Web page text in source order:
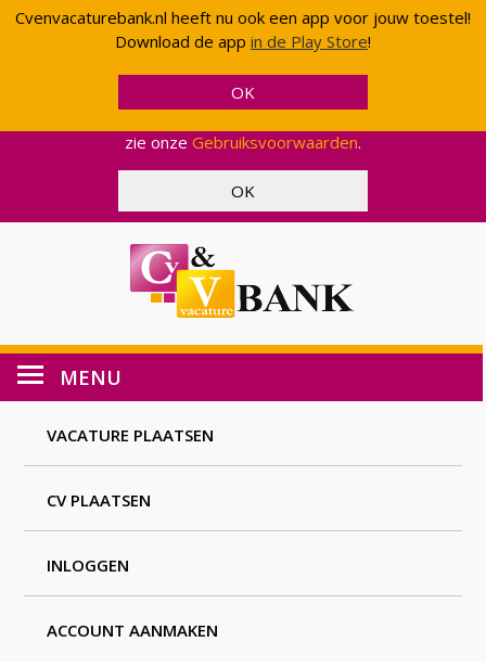
Cvenvacaturebank.nl heeft nu ook een app voor jouw toestel!
Download de app in de Play Store!
Cvenvacaturebank.nl gebruikt cookies en scripts van
Google om uw gebruik van onze website geanonimiseerd
te analyseren. Op deze manier kunnen wij functionaliteit
en effectiviteit aanpassen, zodat wij u een zo optimaal
zie onze Gebruiksvoorwaarden.
MENU
VACATURE PLAATSEN
CV PLAATSEN
INLOGGEN
ACCOUNT AANMAKEN